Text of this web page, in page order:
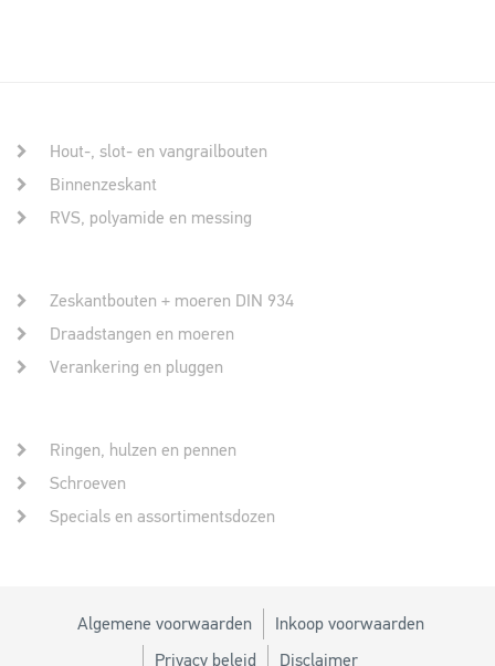
Hout-, slot- en vangrailbouten
Binnenzeskant
RVS, polyamide en messing
Zeskantbouten + moeren DIN 934
Draadstangen en moeren
Verankering en pluggen
Ringen, hulzen en pennen
Schroeven
Specials en assortimentsdozen
Algemene voorwaarden Inkoop voorwaarden
Privacy beleid Disclaimer